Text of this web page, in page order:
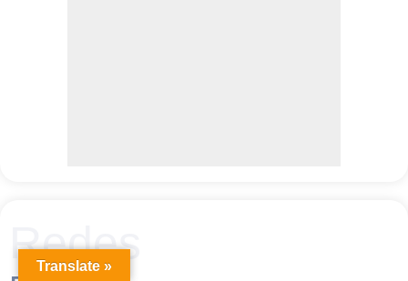
Redes
Translate »